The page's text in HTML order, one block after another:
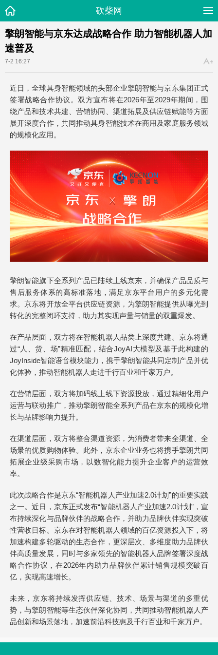
砍柴网
擎朗智能与京东达成战略合作 助力智能机器人加
速普及
7-2 16:27
近日，全球具身智能领域的头部企业擎朗智能与京东集团正式
签署战略合作协议。双方宣布将在2026年至2029年期间，围
绕产品和技术共建、营销协同、渠道拓展及供应链赋能等方面
展开深度合作，共同推动具身智能技术在商用及家庭服务领域
的规模化应用。
擎朗智能旗下全系列产品已陆续上线京东，并确保产品品质与
售后服务体系的高标准落地，满足京东平台用户的多元化需
求。京东将开放全平台供应链资源，为擎朗智能提供从曝光到
转化的完整闭环支持，助力其实现声量与销量的双重爆发。
在产品层面，双方将在智能机器人品类上深度共建。京东将通
过“人、货、场”精准匹配，结合JoyAI大模型及基于此构建的
JoyInside智能语音模块能力，携手擎朗智能共同定制产品并优
化体验，推动智能机器人走进千行百业和千家万户。
在营销层面，双方将加码线上线下资源投放，通过精细化用户
运营与联动推广，推动擎朗智能全系列产品在京东的规模化增
长与品牌影响力提升。
在渠道层面，双方将整合渠道资源，为消费者带来全渠道、全
场景的优质购物体验。此外，京东企业业务也将携手擎朗共同
拓展企业级采购市场，以数智化能力提升企业客户的运营效
率。
此次战略合作是京东“智能机器人产业加速2.0计划”的重要实践
之一。近日，京东正式发布“智能机器人产业加速2.0计划”，宣
布持续深化与品牌伙伴的战略合作，并助力品牌伙伴实现突破
性营收目标。京东在对智能机器人领域的百亿资源投入下，将
加速构建多轮驱动的生态合作，更深层次、多维度助力品牌伙
伴高质量发展，同时与多家领先的智能机器人品牌签署深度战
略合作协议，在2026年内助力品牌伙伴累计销售规模突破百
亿，实现高速增长。
未来，京东将持续发挥供应链、技术、场景与渠道的多重优
势，与擎朗智能等生态伙伴深化协同，共同推动智能机器人产
品创新和场景落地，加速前沿科技惠及千行百业和千家万户。